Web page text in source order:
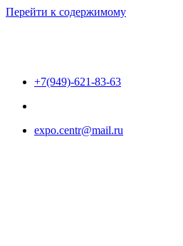
Перейти к содержимому
+7(949)-621-83-63
expo.centr@mail.ru